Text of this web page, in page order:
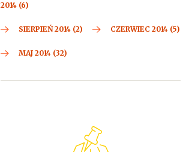
2014 (6)
SIERPIEŃ 2014 (2) CZERWIEC 2014 (5)
MAJ 2014 (32)